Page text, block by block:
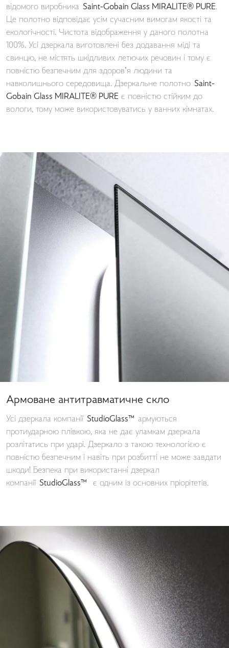
відомого виробника Saint-Gobain Glass MIRALITE® PURE.
Це полотно відповідає усім сучасним вимогам якості та
екологічності. Чистота відображення у даного полотна
100%. Усі дзеркала виготовлені без додавання міді та
свинцю, не містять шкідливих летючих речовин і тому є
повністю безпечним для здоров’я людини та
навколишнього середовища. Дзеркальне полотно Saint-
Gobain Glass MIRALITE® PURE є повністю стійким до
вологи, тому може використовуватись у ванних кімнатах.
Армоване антитравматичне скло
Усі дзеркала компанії StudioGlass™ армуються
протиударною плівкою, яка не дає уламкам дзеркала
розлітатись при ударі. Дзеркало з такою технологією є
повністю безпечним і навіть при розбитті не може завдати
шкоди! Безпека при використанні дзеркал
компанії StudioGlass™ є одним із основних пріорітетів.